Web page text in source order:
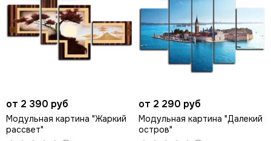
от 2 390 руб
Модульная картина "Жаркий
рассвет"
от 2 290 руб
Модульная картина "Далекий
остров"